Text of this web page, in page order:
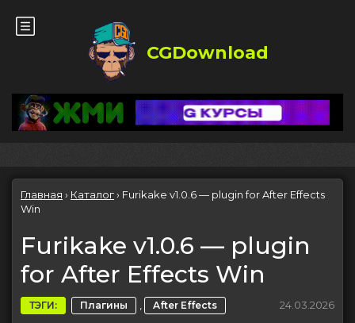
CGDownload
Главная › Каталог› Furikake v1.0.6 — plugin for After Effects
Win
Furikake v1.0.6 — plugin
for After Effects Win
ТЭГИ: Плагины , After Effects 24.03.2026